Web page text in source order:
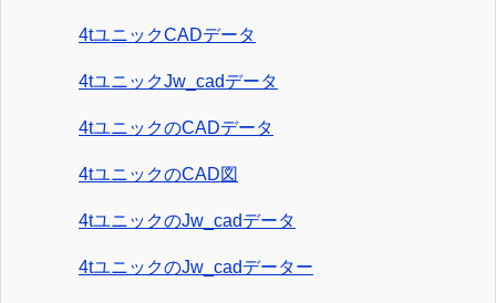
4tユニックCADデータ
4tユニックJw_cadデータ
4tユニックのCADデータ
4tユニックのCAD図
4tユニックのJw_cadデータ
4tユニックのJw_cadデーター